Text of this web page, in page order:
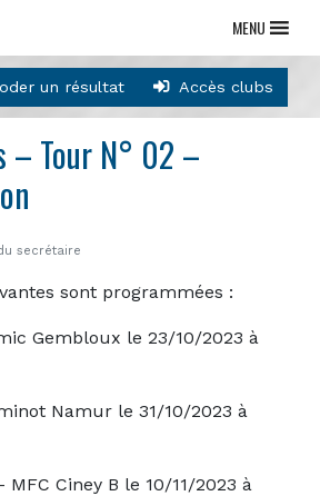
un résultat Accès clubs
MENU
– Tour N° 02 –
secrétaire
sont programmées :
Gembloux le 23/10/2023 à
Namur le 31/10/2023 à
Ciney B le 10/11/2023 à